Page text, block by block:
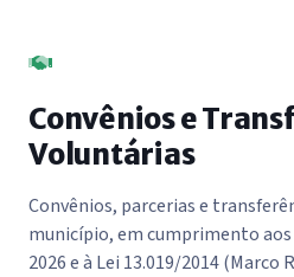
Convênios e
Voluntárias
Convênios, parcerias e
município, em cumprimento aos
2026 e à Lei 13.019/2014 (Marco